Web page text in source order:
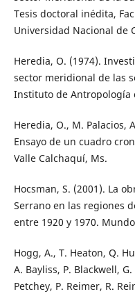
Tesis doctoral inédita,
Universidad Nacional de
Heredia, O. (1974).
sector meridional de las
Instituto de Antropología
Heredia, O., M. Palacios,
Ensayo de un cuadro
Valle Calchaquí, Ms.
Hocsman, S. (2001). La
Serrano en las regiones
entre 1920 y 1970.
Hogg, A., T. Heaton, Q.
A. Bayliss, P. Blackwell,
Petchey, P. Reimer, R.